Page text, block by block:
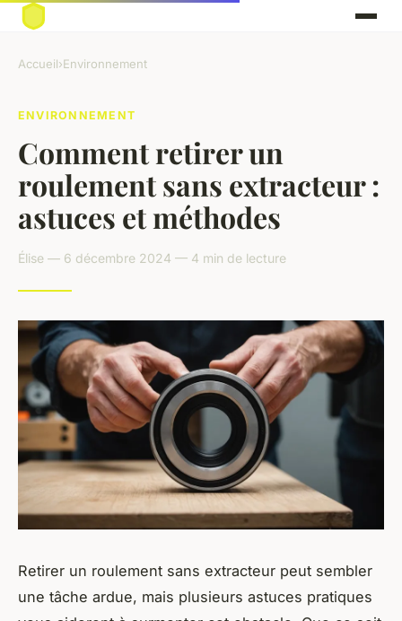
Accueil›Environnement
ENVIRONNEMENT
Comment retirer un
roulement sans extracteur :
astuces et méthodes
Élise — 6 décembre 2024 — 4 min de lecture
Retirer un roulement sans extracteur peut sembler
une tâche ardue, mais plusieurs astuces pratiques